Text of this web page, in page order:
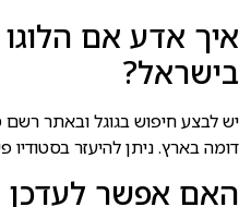
איך אדע אם הלוגו
בישראל?
יש לבצע חיפוש בגוגל ובאתר רשם
דומה בארץ. ניתן להיעזר
האם אפשר לעדכן